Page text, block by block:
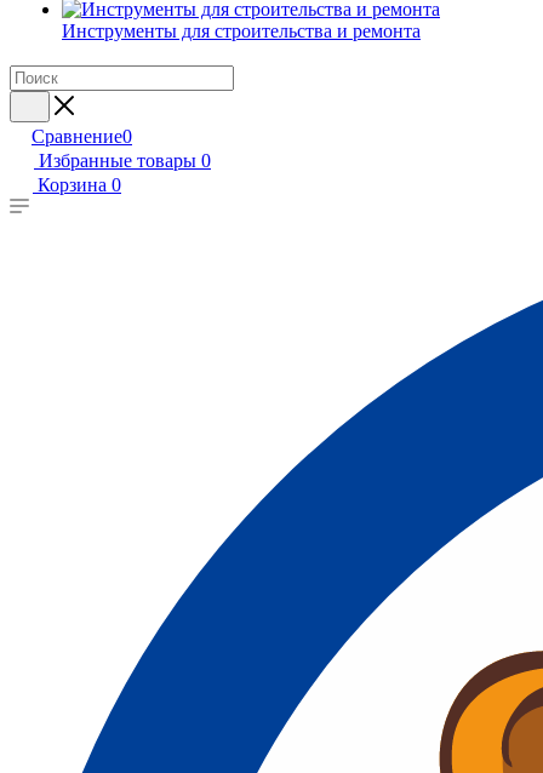
Инструменты для строительства и ремонта
Сравнение0
Избранные товары 0
Корзина 0